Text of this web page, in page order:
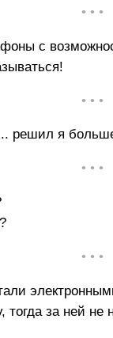
• • •
с
• • •
решил я
• • •
• • •
за ней